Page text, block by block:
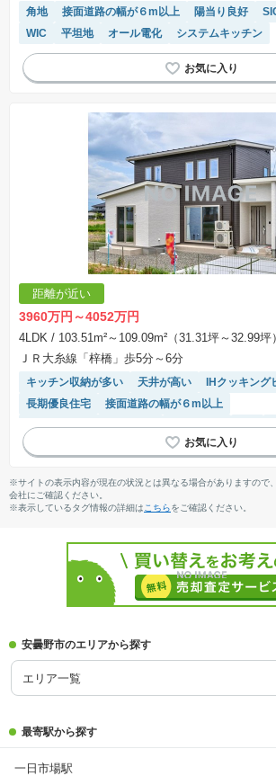
角地 接面道路の幅が６m以上 陽当り良好
WIC
平坦地 オール電化 システムキッチン
距離が近い
3960万円～4052万円
4LDK / 103.51m²～109.09m²（31.31坪～32.99坪
ＪＲ大糸線「梓橋」歩5分～6分
キッチン収納が多い 天井が高い
IHクッキング
長期優良住宅
接面道路の幅が６m以上
モニター付きインターホン
陽当り良好 SIC
浴室乾燥機
トイレ2個以上 食洗機
※サイトの表示内容が現在の状況とは異なる場合がありますので
会社にご確認ください。
※表示しているタグ情報の詳細は こちらをご確認ください。
安曇野市のエリアから探す
エリア一覧
最寄駅から探す
一日市場駅